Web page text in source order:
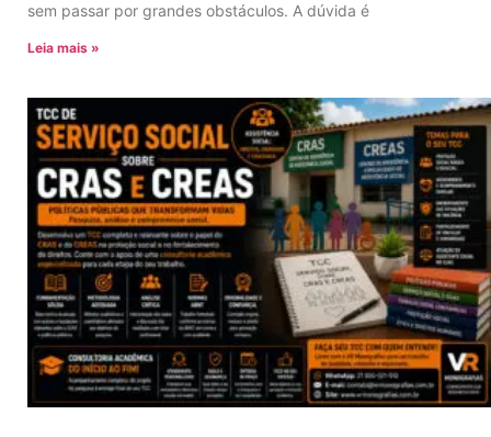
sem passar por grandes obstáculos. A dúvida é
Leia mais »